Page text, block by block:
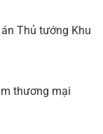
Thủ tướng Khu
thương mại